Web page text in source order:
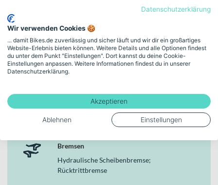
Markenfarbe
crystal white
Rahmenhöhe
Schaltungstyp
Nabenschaltung
Bremsen
Hydraulische Scheibenbremse;
Rücktrittbremse
Datenschutzerklärung
Wir verwenden Cookies 🍪
... damit Bikes.de zuverlässig und sicher läuft und wir dir ein großartiges
Website-Erlebnis bieten können. Weitere Details und alle Optionen findest
du unter dem Punkt "Einstellungen". Dort kannst du deine Cookie-
Einstellungen anpassen. Weitere Informationen findest du in unserer
Datenschutzerklärung.
Akzeptieren
Ablehnen Einstellungen